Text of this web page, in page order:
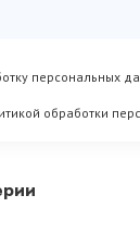
персональных
обработки